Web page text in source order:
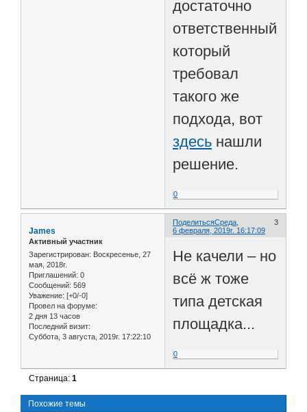
достаточно
ответственный,
который
требовал
такого же
подхода, вот
здесь нашли
решение.
0
Поделиться 3
Среда,
6 февраля, 2019г. 16:17:09
James
Активный участник
Зарегистрирован: Воскресенье, 27
мая, 2018г.
Приглашений: 0
Сообщений: 569
Уважение: [+0/-0]
Провел на форуме:
2 дня 13 часов
Последний визит:
Суббота, 3 августа, 2019г. 17:22:10
Не качели – но
всё ж тоже
типа детская
площадка...
0
Страница:1
Похожие темы